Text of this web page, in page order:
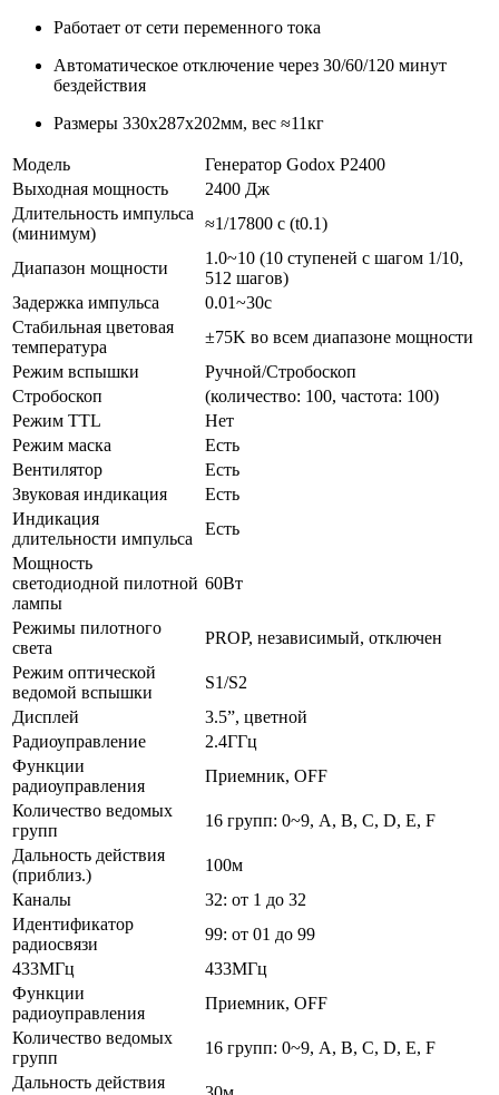
Работает от сети переменного тока
Автоматическое отключение через 30/60/120 минут
бездействия
Размеры 330х287х202мм, вес ≈11кг
Модель
Генератор Godox P2400
Выходная мощность
2400 Дж
Длительность импульса
(минимум)
≈1/17800 с (t0.1)
Диапазон мощности
1.0~10 (10 ступеней с шагом 1/10,
512 шагов)
Задержка импульса
0.01~30с
Стабильная цветовая
температура
±75K во всем диапазоне мощности
Режим вспышки
Ручной/Стробоскоп
Стробоскоп
(количество: 100, частота: 100)
Режим TTL
Нет
Режим маска
Есть
Вентилятор
Есть
Звуковая индикация
Есть
Индикация
длительности импульса
Есть
Мощность
светодиодной пилотной
лампы
60Вт
Режимы пилотного
света
PROP, независимый, отключен
Режим оптической
ведомой вспышки
S1/S2
Дисплей
3.5”, цветной
Радиоуправление
2.4ГГц
Функции
радиоуправления
Приемник, OFF
Количество ведомых
групп
16 групп: 0~9, A, B, C, D, E, F
Дальность действия
(приблиз.)
100м
Каналы
32: от 1 до 32
Идентификатор
радиосвязи
99: от 01 до 99
433МГц
433МГц
Функции
радиоуправления
Приемник, OFF
Количество ведомых
групп
16 групп: 0~9, A, B, C, D, E, F
Дальность действия